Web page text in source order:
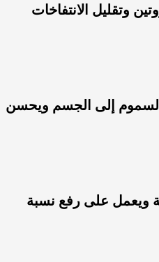
وتقليل الانتفاخات
السموم إلى الجسم ويحسن
ويعمل على رفع نسبة